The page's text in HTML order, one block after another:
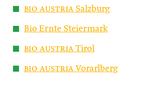
bio austria Salzburg
Bio Ernte Steiermark
bio austria Tirol
bio austria Vorarlberg